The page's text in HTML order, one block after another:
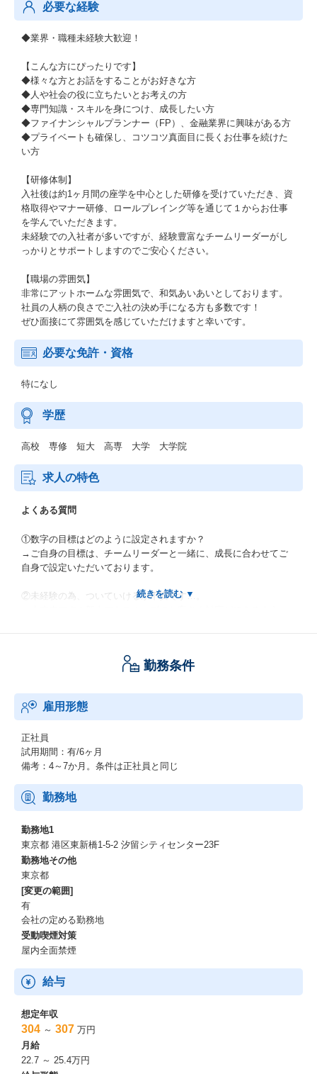
必要な経験
◆業界・職種未経験大歓迎！
【こんな方にぴったりです】
◆様々な方とお話をすることがお好きな方
◆人や社会の役に立ちたいとお考えの方
◆専門知識・スキルを身につけ、成長したい方
◆ファイナンシャルプランナー（FP）、金融業界に興味がある方
◆プライベートも確保し、コツコツ真面目に長くお仕事を続けた
い方
【研修体制】
入社後は約1ヶ月間の座学を中心とした研修を受けていただき、資
格取得やマナー研修、ロールプレイング等を通じて１からお仕事
を学んでいただきます。
未経験での入社者が多いですが、経験豊富なチームリーダーがし
っかりとサポートしますのでご安心ください。
【職場の雰囲気】
非常にアットホームな雰囲気で、和気あいあいとしております。
社員の人柄の良さでご入社の決め手になる方も多数です！
ぜひ面接にて雰囲気を感じていただけますと幸いです。
必要な免許・資格
特になし
学歴
高校 専修 短大 高専 大学 大学院
求人の特色
よくある質問
①数字の目標はどのように設定されますか？
→ご自身の目標は、チームリーダーと一緒に、成長に合わせてご
自身で設定いただいております。
②未経験の為、ついていけるか不安です…。
か。
⇒お迎えに間に合うようにお客さまとのアポイントを調整した
り、お客さまとの
面談後に直帰でお迎えに行くことも可能です。
④従業員の方々のご入社理由を教えてください！
人柄の良さを感じたから。金融知識を身につけ、資格を取得した
かったから。etc...
勤務条件
雇用形態
正社員
試用期間：有/6ヶ月
備考：4～7か月。条件は正社員と同じ
勤務地
勤務地1
東京都 港区東新橋1-5-2 汐留シティセンター23F
勤務地その他
東京都
[変更の範囲]
有
会社の定める勤務地
受動喫煙対策
屋内全面禁煙
給与
想定年収
304 ～ 307 万円
月給
22.7 ～ 25.4万円